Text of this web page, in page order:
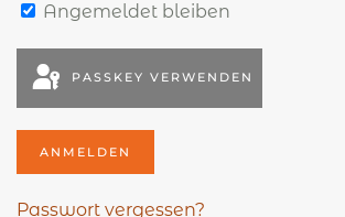
Angemeldet bleiben
PASSKEY VERWENDEN
ANMELDEN
Passwort vergessen?